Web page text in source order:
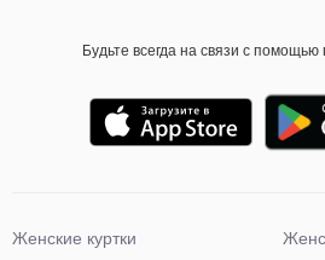
Будьте всегда на связи с
Женские куртки